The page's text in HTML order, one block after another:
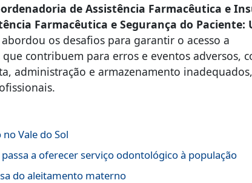
de Assistência Farmacêutica e
Farmacêutica e Segurança do Paciente:
abordou os desafios para garantir o acesso a
contribuem para erros e eventos adversos,
administração e armazenamento
Vale do Sol
a oferecer serviço odontológico à população
do aleitamento materno